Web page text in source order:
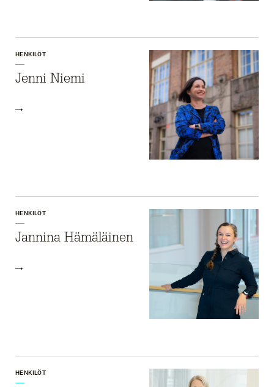
HENKILÖT
Jenni Niemi
HENKILÖT
Jannina Hämäläinen
HENKILÖT